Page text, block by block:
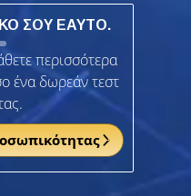
ΣΟΥ ΕΑΥΤΟ.
περισσότερα
ένα δωρεάν τεστ